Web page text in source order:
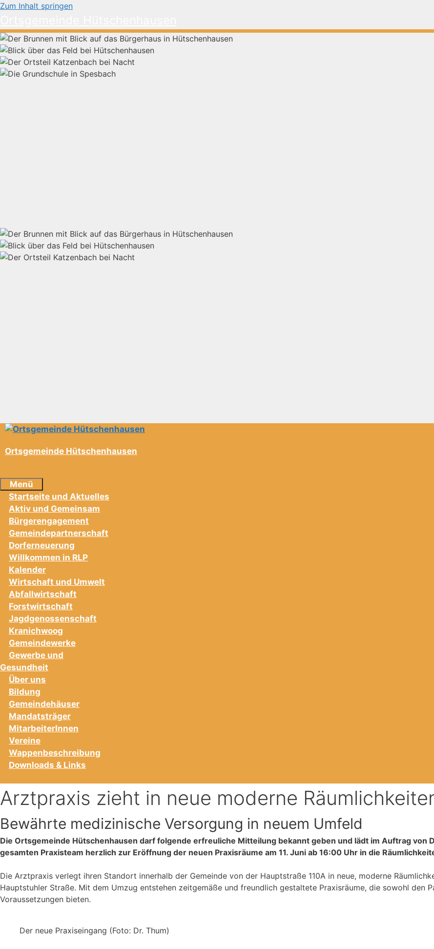
Zum Inhalt springen
Ortsgemeinde Hütschenhausen
Menü
Startseite und Aktuelles
Aktiv und Gemeinsam
Bürgerengagement
Gemeindepartnerschaft
Dorferneuerung
Willkommen in RLP
Kalender
Wirtschaft und Umwelt
Abfallwirtschaft
Forstwirtschaft
Jagdgenossenschaft
Kranichwoog
Gemeindewerke
Gewerbe und
Gesundheit
Über uns
Bildung
Gemeindehäuser
Mandatsträger
MitarbeiterInnen
Vereine
Wappenbeschreibung
Downloads & Links
Arztpraxis zieht in neue moderne
Bewährte medizinische Versorgung in neuem Umfeld
Die Ortsgemeinde Hütschenhausen darf folgende erfreuliche Mitteilung bekannt geben und lädt im Auftrag von
gesamten Praxisteam herzlich zur Eröffnung der neuen Praxisräume am 11. Juni ab 16:00 Uhr in die
Die Arztpraxis verlegt ihren Standort innerhalb der Gemeinde von der Hauptstraße 110A in neue, moderne
Hauptstuhler Straße. Mit dem Umzug entstehen zeitgemäße und freundlich gestaltete Praxisräume, die sowohl den
Voraussetzungen bieten.
Der neue Praxiseingang (Foto: Dr. Thum)